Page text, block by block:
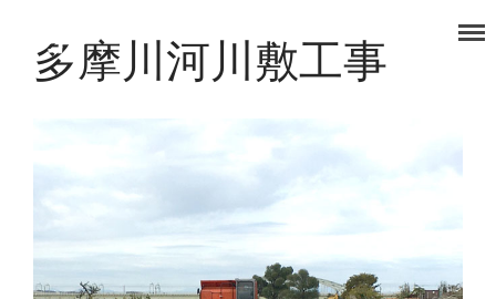
TOP
食品事業部
タノコマ
狛江を楽しもう！
多摩川河川敷工事